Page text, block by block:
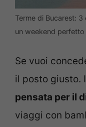
Terme di Bucarest:
un weekend
Se vuoi
il posto giusto.
pensata per il
viaggi con